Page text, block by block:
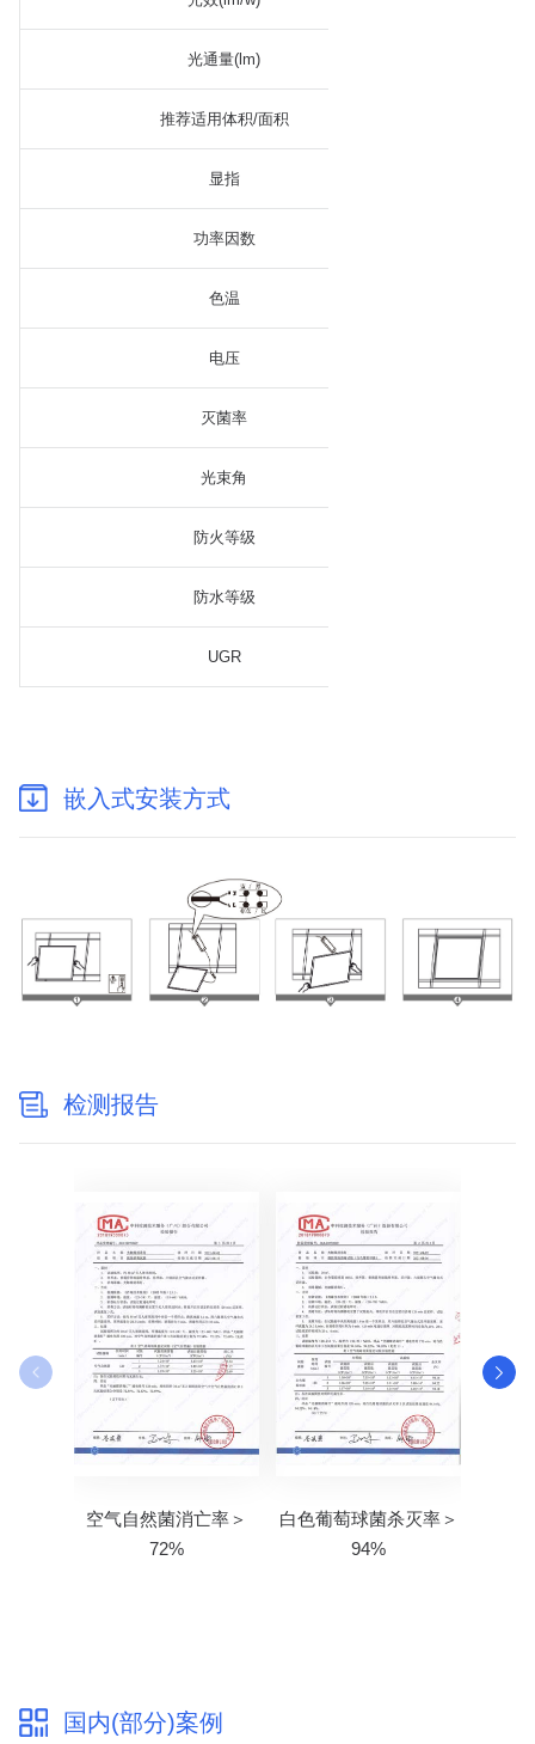
光通量(lm)
推荐适用体积/面积
显指
功率因数
色温
电压
灭菌率
光束角
防火等级
防水等级
UGR
嵌入式安装方式
检测报告
空气自然菌消亡率＞
72%
白色葡萄球菌杀灭率＞
94%
国内(部分)案例